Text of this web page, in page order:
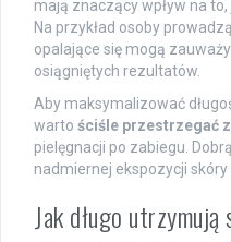
mają znaczący wpływ na
Na przykład osoby
opalające się mogą
osiągniętych rezultatów.
Aby maksymalizować
warto ściśle przestrzegać
pielęgnacji po zabiegu.
nadmiernej ekspozycji
Jak długo